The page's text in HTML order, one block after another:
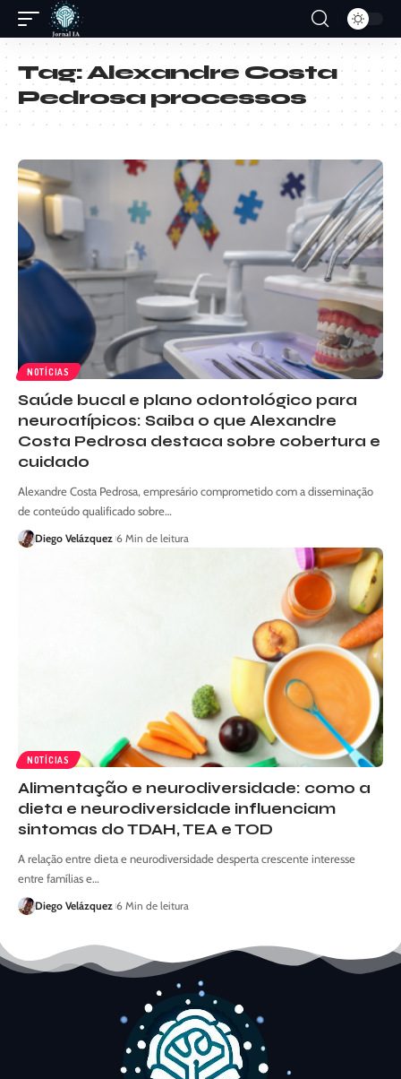
Tag:Alexandre Costa
Pedrosa processos
NOTÍCIAS
Saúde bucal e plano odontológico para
neuroatípicos: Saiba o que Alexandre
Costa Pedrosa destaca sobre cobertura e
cuidado
Alexandre Costa Pedrosa, empresário comprometido com a disseminação
de conteúdo qualificado sobre…
Diego Velázquez 6 Min de leitura
NOTÍCIAS
Alimentação e neurodiversidade: como a
dieta e neurodiversidade influenciam
sintomas do TDAH, TEA e TOD
A relação entre dieta e neurodiversidade desperta crescente interesse
entre famílias e…
Diego Velázquez 6 Min de leitura